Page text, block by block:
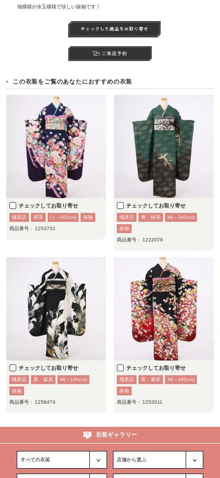
地模様が水玉模様で珍しい振袖です！
この衣装をご覧のあなたにおすすめの衣装
チェックしてお取り寄せ
橿原店 紫系 L(～165cm) 振袖
商品番号 : 1253731
チェックしてお取り寄せ
橿原店 青・緑系 M(～160cm)
振袖
商品番号 : 1222078
チェックしてお取り寄せ
橿原店 黒・紫系 M(～160cm)
振袖
商品番号 : 1258474
チェックしてお取り寄せ
橿原店 黒・紫系 M(～160cm)
振袖
商品番号 : 1253011
衣装ギャラリー